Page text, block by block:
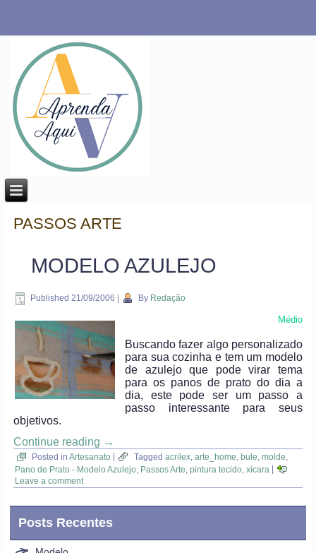
PASSOS ARTE
MODELO AZULEJO
Published 21/09/2006 By Redação
Médio
Buscando fazer algo personalizado
para sua cozinha e tem um modelo
de azulejo que pode virar tema
para os panos de prato do dia a
dia, este pode ser um passo a
passo interessante para seus
objetivos.
Continue reading →
Posted in Artesanato Tagged acrilex ,arte_home ,bule ,molde
Pano de Prato - Modelo Azulejo Passos Arte ,pintura tecido ,xícara
Leave a comment
Posts Recentes